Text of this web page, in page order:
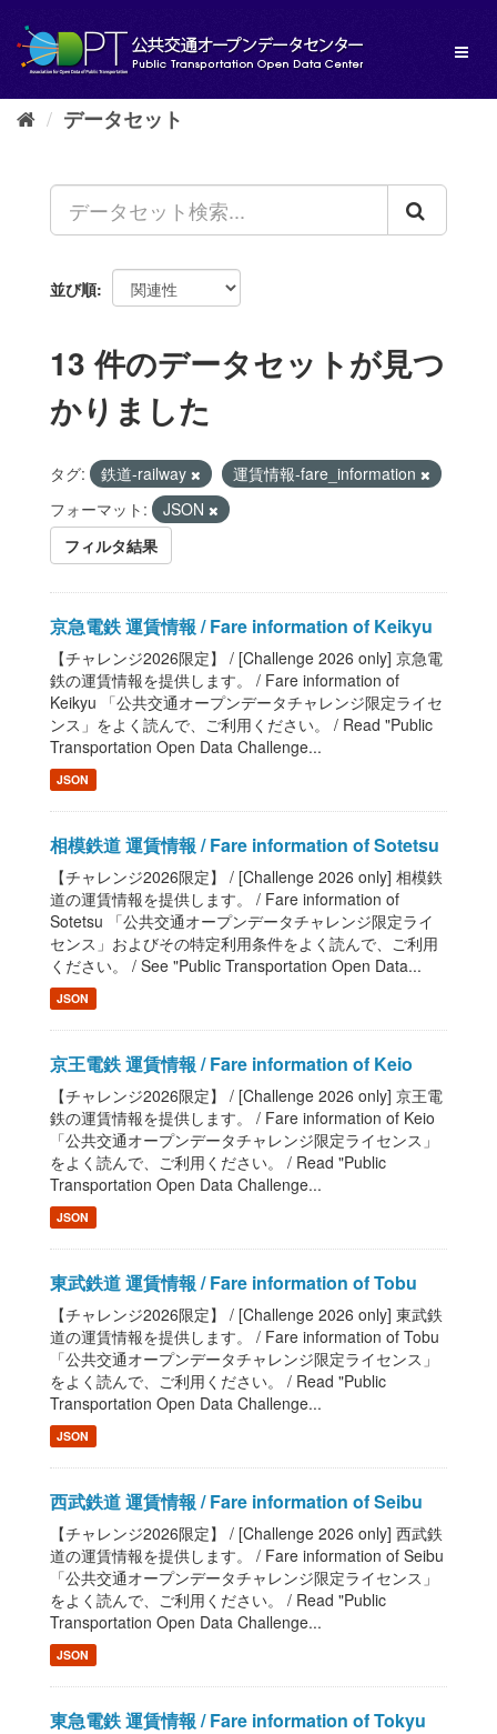
し
データセット
並び順
13 件のデータセットが見つ
かりました
タグ: 鉄道-railway
運賃情報-fare_information
フォーマット:
JSON
フィルタ結果
京急電鉄 運賃情報 / Fare information of Keikyu
【チャレンジ2026限定】 / [Challenge 2026 only] 京急電
鉄の運賃情報を提供します。 / Fare information of
Keikyu 「公共交通オープンデータチャレンジ限定ライセ
ンス」をよく読んで、ご利用ください。 / Read "Public
Transportation Open Data Challenge...
JSON
相模鉄道 運賃情報 / Fare information of Sotetsu
【チャレンジ2026限定】 / [Challenge 2026 only] 相模鉄
道の運賃情報を提供します。 / Fare information of
Sotetsu 「公共交通オープンデータチャレンジ限定ライ
センス」およびその特定利用条件をよく読んで、ご利用
ください。 / See "Public Transportation Open Data...
JSON
京王電鉄 運賃情報 / Fare information of Keio
【チャレンジ2026限定】 / [Challenge 2026 only] 京王電
鉄の運賃情報を提供します。 / Fare information of Keio
「公共交通オープンデータチャレンジ限定ライセンス」
をよく読んで、ご利用ください。 / Read "Public
Transportation Open Data Challenge...
JSON
東武鉄道 運賃情報 / Fare information of Tobu
【チャレンジ2026限定】 / [Challenge 2026 only] 東武鉄
道の運賃情報を提供します。 / Fare information of Tobu
「公共交通オープンデータチャレンジ限定ライセンス」
をよく読んで、ご利用ください。 / Read "Public
Transportation Open Data Challenge...
JSON
西武鉄道 運賃情報 / Fare information of Seibu
【チャレンジ2026限定】 / [Challenge 2026 only] 西武鉄
道の運賃情報を提供します。 / Fare information of Seibu
「公共交通オープンデータチャレンジ限定ライセンス」
をよく読んで、ご利用ください。 / Read "Public
Transportation Open Data Challenge...
JSON
東急電鉄 運賃情報 / Fare information of Tokyu